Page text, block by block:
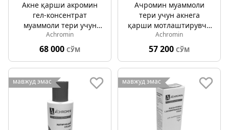
Акне қарши акромин
гел-консентрат
муаммоли тери учун
15мл
Achromin
68 000 СЎМ
Ачромин муаммоли
тери учун акнега
қарши мотлаштирувчи
кунлик крем 50мл
Achromin
57 200 СЎМ
мавжуд эмас мавжуд эмас